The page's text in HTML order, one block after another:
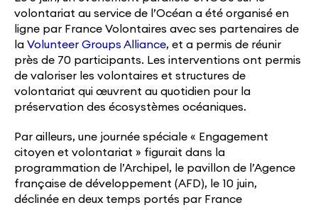
volontariat au service de l’Océan a été organisé en
ligne par France Volontaires avec ses partenaires de
la Volunteer Groups Alliance, et a permis de réunir
près de 70 participants. Les interventions ont permis
de valoriser les volontaires et structures de
volontariat qui œuvrent au quotidien pour la
préservation des écosystèmes océaniques.
Par ailleurs, une journée spéciale « Engagement
citoyen et volontariat » figurait dans la
programmation de l’Archipel, le pavillon de l’Agence
française de développement (AFD), le 10 juin,
déclinée en deux temps portés par France